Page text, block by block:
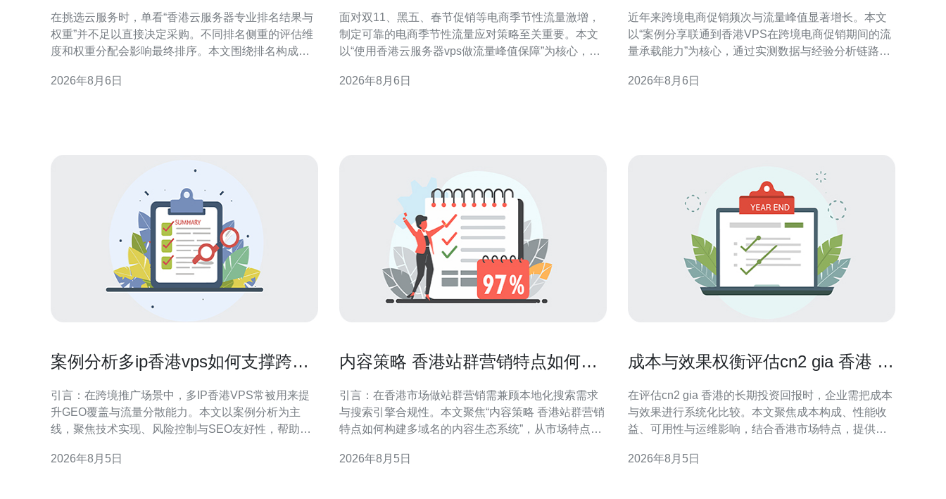
在挑选云服务时，单看“香港云服务器专业排名结果与
权重”并不足以直接决定采购。不同排名侧重的评估维
度和权重分配会影响最终排序。本文围绕排名构成、
读方法，帮助你把排名结果转化为业务可用的选型依
2026年8月6日
面对双11、黑五、春节促销等电商季节性流量激增，
制定可靠的电商季节性流量应对策略至关重要。本文
以“使用香港云服务器vps做流量峰值保障”为核心，结
出并提升转化率。 电商季节性流量特点与风险 季节性
2026年8月6日
近年来跨境电商促销频次与流量峰值显著增长。本文
以“案例分享联通到香港VPS在跨境电商促销期间的流
量承载能力”为核心，通过实测数据与经验分析链路架
团队提供可执行的评估与优化思路。 链路架构与接入
2026年8月6日
案例分析多ip香港vps如何支撑跨境
引言：在跨境推广场景中，多IP香港VPS常被用来提
升GEO覆盖与流量分散能力。本文以案例分析为主
线，聚焦技术实现、风险控制与SEO友好性，帮助运
持跨境推广 香港VPS具备接近大陆与东南亚的网络邻
2026年8月5日
内容策略 香港站群营销特点如何构
引言：在香港市场做站群营销需兼顾本地化搜索需求
与搜索引擎合规性。本文聚焦“内容策略 香港站群营销
特点如何构建多域名的内容生态系统”，从市场特点、
执行建议，帮助团队在本地搜索中建立稳健的多域名
2026年8月5日
成本与效果权衡评估cn2 gia 香港 的
在评估cn2 gia 香港的长期投资回报时，企业需把成本
与效果进行系统化比较。本文聚焦成本构成、性能收
益、可用性与运维影响，结合香港市场特点，提供实
带来的长期价值与风险。 成本构成与长期费用预测 成
2026年8月5日